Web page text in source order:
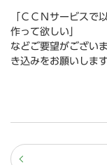
「ＣＣＮサービスで
作って欲しい」
などご要望がござい
き込みをお願いします